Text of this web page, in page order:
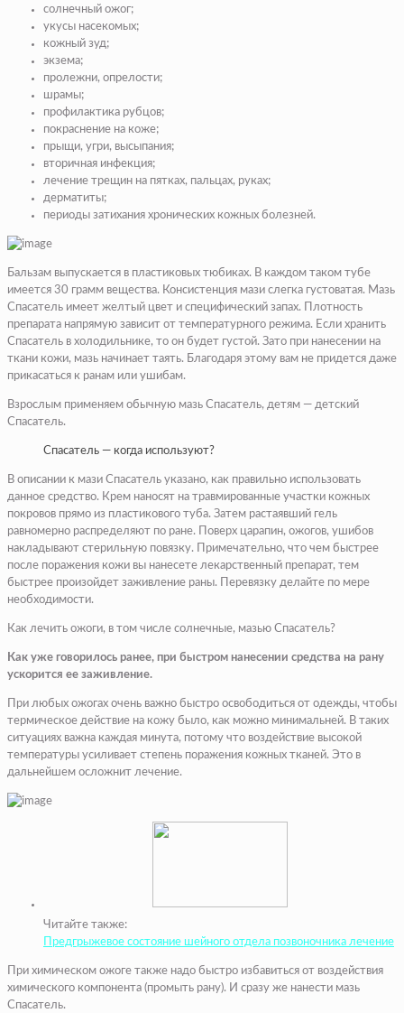
солнечный ожог;
укусы насекомых;
кожный зуд;
экзема;
пролежни, опрелости;
шрамы;
профилактика рубцов;
покраснение на коже;
прыщи, угри, высыпания;
вторичная инфекция;
лечение трещин на пятках, пальцах, руках;
дерматиты;
периоды затихания хронических кожных болезней.
Бальзам выпускается в пластиковых тюбиках. В каждом таком тубе
имеется 30 грамм вещества. Консистенция мази слегка густоватая. Мазь
Спасатель имеет желтый цвет и специфический запах. Плотность
препарата напрямую зависит от температурного режима. Если хранить
Спасатель в холодильнике, то он будет густой. Зато при нанесении на
ткани кожи, мазь начинает таять. Благодаря этому вам не придется даже
прикасаться к ранам или ушибам.
Взрослым применяем обычную мазь Спасатель, детям — детский
Спасатель.
Спасатель — когда используют?
В описании к мази Спасатель указано, как правильно использовать
данное средство. Крем наносят на травмированные участки кожных
покровов прямо из пластикового туба. Затем растаявший гель
равномерно распределяют по ране. Поверх царапин, ожогов, ушибов
накладывают стерильную повязку. Примечательно, что чем быстрее
после поражения кожи вы нанесете лекарственный препарат, тем
быстрее произойдет заживление раны. Перевязку делайте по мере
необходимости.
Как лечить ожоги, в том числе солнечные, мазью Спасатель?
Как уже говорилось ранее, при быстром нанесении средства на рану
ускорится ее заживление.
При любых ожогах очень важно быстро освободиться от одежды, чтобы
термическое действие на кожу было, как можно минимальней. В таких
ситуациях важна каждая минута, потому что воздействие высокой
температуры усиливает степень поражения кожных тканей. Это в
дальнейшем осложнит лечение.
Читайте также:
Предгрыжевое состояние шейного отдела позвоночника лечение
При химическом ожоге также надо быстро избавиться от воздействия
химического компонента (промыть рану). И сразу же нанести мазь
Спасатель.